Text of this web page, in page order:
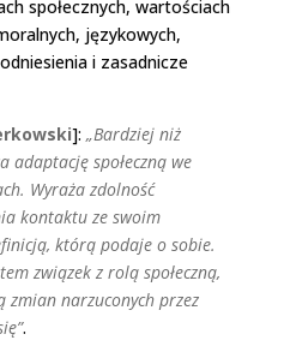
społecznych, wartościach
językowych,
i zasadnicze
]: „Bardziej niż
adaptację społeczną we
Wyraża zdolność
kontaktu ze swoim
którą podaje o sobie.
związek z rolą społeczną,
narzuconych przez
.